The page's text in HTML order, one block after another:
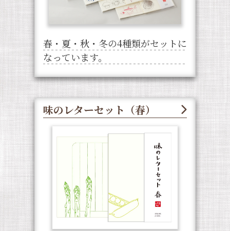
春・夏・秋・冬の4種類がセットに
なっています。
味のレターセット（春）